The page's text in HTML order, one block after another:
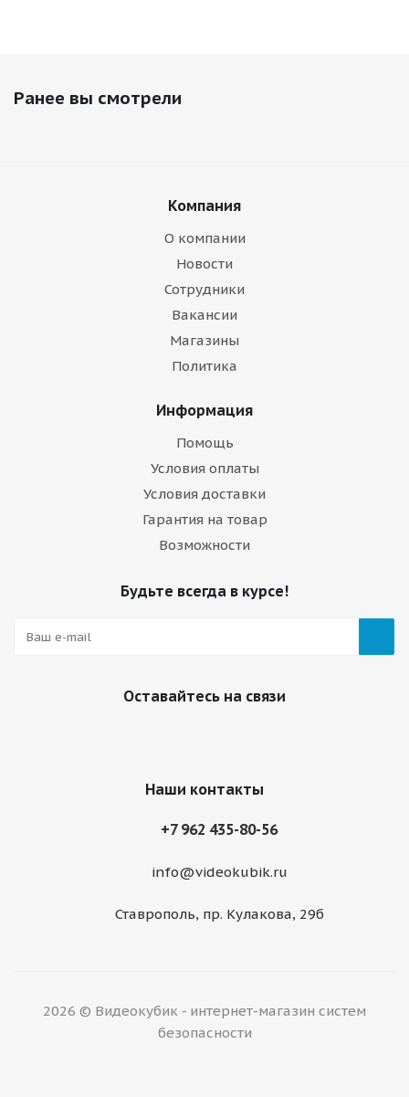
Ранее вы смотрели
Компания
О компании
Новости
Сотрудники
Вакансии
Магазины
Политика
Информация
Помощь
Условия оплаты
Условия доставки
Гарантия на товар
Возможности
Будьте всегда в курсе!
Оставайтесь на связи
Наши контакты
+7 962 435-80-56
info@videokubik.ru
Ставрополь, ​пр. Кулакова, 29б
2026 © Видеокубик - интернет-магазин систем
безопасности